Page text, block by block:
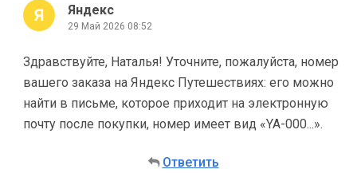
Яндекс
29 Май 2026 08:52
Здравствуйте, Наталья! Уточните, пожалуйста, номер
вашего заказа на Яндекс Путешествиях: его можно
найти в письме, которое приходит на электронную
почту после покупки, номер имеет вид «YA-000...».
Ответить